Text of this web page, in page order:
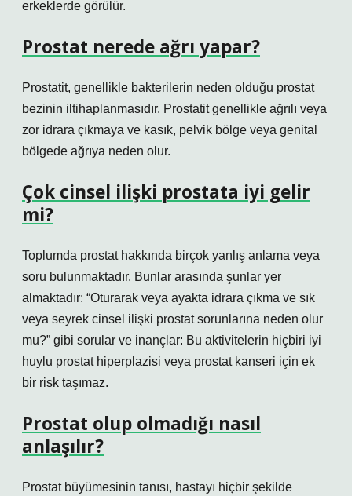
erkeklerde görülür.
Prostat nerede ağrı yapar?
Prostatit, genellikle bakterilerin neden olduğu prostat
bezinin iltihaplanmasıdır. Prostatit genellikle ağrılı veya
zor idrara çıkmaya ve kasık, pelvik bölge veya genital
bölgede ağrıya neden olur.
Çok cinsel ilişki prostata iyi gelir
mi?
Toplumda prostat hakkında birçok yanlış anlama veya
soru bulunmaktadır. Bunlar arasında şunlar yer
almaktadır: “Oturarak veya ayakta idrara çıkma ve sık
veya seyrek cinsel ilişki prostat sorunlarına neden olur
mu?” gibi sorular ve inançlar: Bu aktivitelerin hiçbiri iyi
huylu prostat hiperplazisi veya prostat kanseri için ek
bir risk taşımaz.
Prostat olup olmadığı nasıl
anlaşılır?
Prostat büyümesinin tanısı, hastayı hiçbir şekilde